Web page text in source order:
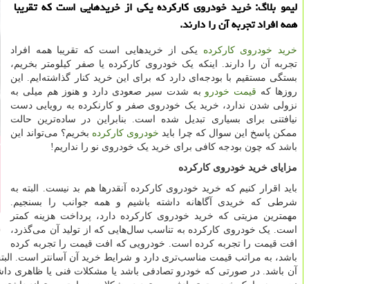
لیمو بلاگ: خرید خودروی كاركرده یكی از خریدهایی است كه تقریبا
همه افراد تجربه آن را دارند.
خرید خودروی کارکرده یکی از خریدهایی است که تقریبا همه افراد
تجربه آن را دارند. اینکه یک خودروی کارکرده یا صفر کیلومتر بخریم،
بستگی مستقیم با بودجه‌ای دارد که برای این خرید کنار گذاشته‌ایم. این
روزها که قیمت خودرو به شدت سیر صعودی دارد و هنوز هم میلی به
نزولی شدن ندارد، خرید یک خودروی صفر و کارنکرده به رویایی دست
نیافتنی برای بسیاری تبدیل شده است. بنابراین در ساده‌ترین حالت
ممکن پاسخ این سوال که چرا باید خودروی کارکرده بخریم؟ می‌تواند این
باشد که چون بودجه کافی برای خرید یک خودروی نو را نداریم!
مزایای خرید خودروی کارکرده
باید اقرار کنیم که خرید خودروی کارکرده آنقدرها هم بد نیست. البته به
شرطی که خریدی آگاهانه داشته باشیم و همه جوانب را بسنجیم.
مهمترین مزیتی که خرید خودروی کارکرده دارد، پرداخت هزینه کمتر
است. یک خودروی کارکرده به تناسب سال‌هایی که از تولید آن می‌گذرد،
افت قیمت را تجربه کرده است. خودرویی که افت قیمت را تجربه کرده
باشد، به مراتب قیمت مناسب‌تری دارد و شرایط خرید آن آسانتر است.
آن باشد. در صورتی که خودرو تصادفی باشد یا مشکلات فنی یا